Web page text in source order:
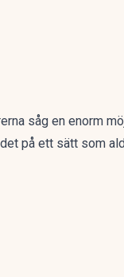
såg en enorm
på ett sätt som